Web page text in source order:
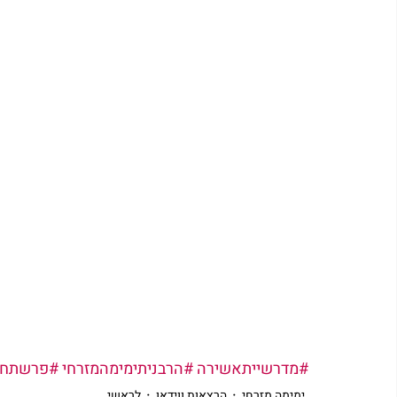
#מדרשייתאשירה#הרבניתימימהמזרחי